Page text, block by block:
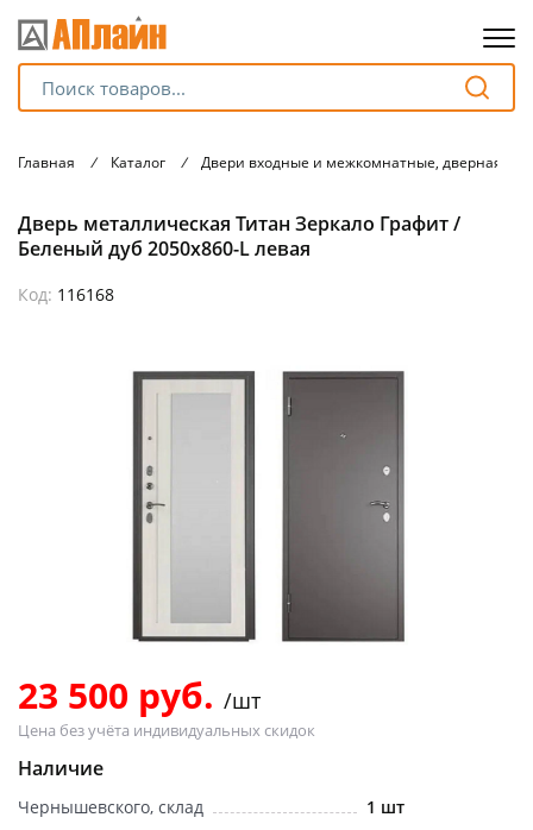
Главная / Каталог / Двери входные и межкомнатные, дверная
Дверь металлическая Титан Зеркало Графит /
Беленый дуб 2050х860-L левая
Код: 116168
23 500 руб. /шт
Цена без учёта индивидуальных скидок
Наличие
Чернышевского, склад
1 шт
оплатуна части
без переплат
График платежей
Оплачивайте сегодня только
25% картой любого банка
выбранный способом